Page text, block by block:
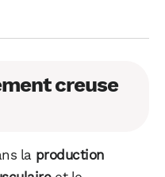
creuse
la production